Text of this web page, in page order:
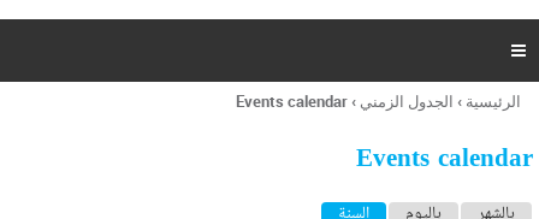
ت
ر
ل
ح

أنت
هنا
الرئيسية › الجدول الزمني ›
Events calendar
Events calendar